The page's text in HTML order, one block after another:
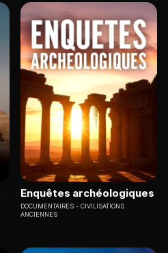
Enquêtes archéologiques
DOCUMENTAIRES
CIVILISATIONS
ANCIENNES